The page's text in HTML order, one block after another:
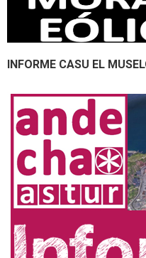
INFORME CASU EL